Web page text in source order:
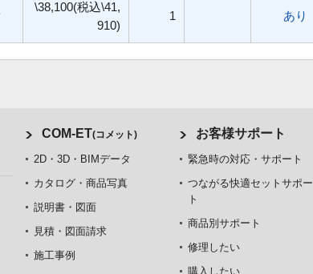
\38,100(税込\41,
910)
1 あり
COM-ET(コメット)
2D・3D・BIMデータ
カタログ・商品写真
説明書・図面
見積・図面請求
施工事例
お客様サポート
緊急時の対応・サポート
つながる快適セットサポー
ト
商品別サポート
修理したい
購入したい